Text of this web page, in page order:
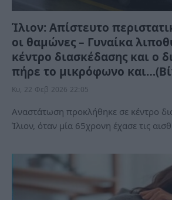
Ίλιον: Απίστευτο
οι θαμώνες – Γυναίκα
κέντρο διασκέδασης και ο
πήρε το μικρόφωνο
Κυ, 22 Φεβ 2026 22:05
Αναστάτωση προκλήθηκε σε κέντρο
Ίλιον, όταν μία 65χρονη έχασε τις